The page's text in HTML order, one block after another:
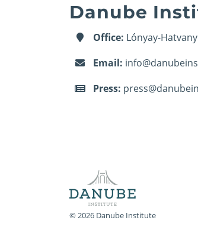
Danube
Office: Lónyay-
Email:
Press:
© 2026 Danube Institute